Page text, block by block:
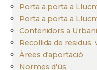
Porta a porta a
Porta a porta a
Contenidors a
Recollida de
Àrees d'aportació
Normes d'ús